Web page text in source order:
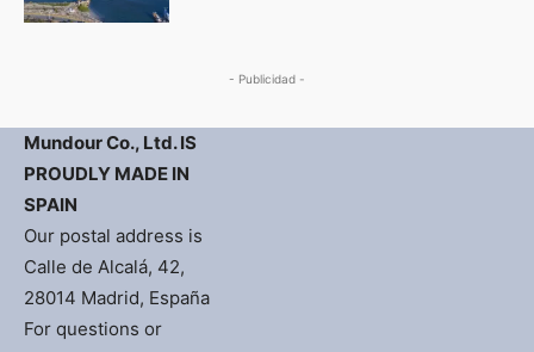
- Publicidad -
Mundour Co., Ltd. IS
PROUDLY MADE IN
SPAIN
Our postal address is
Calle de Alcalá, 42,
28014 Madrid, España
For questions or